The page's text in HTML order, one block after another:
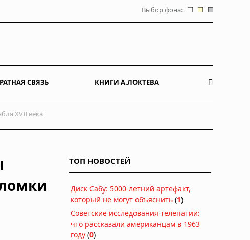
Выбор фона:
СВЯЗЬ КНИГИ А.ЛОКТЕВА
XVII века
ТОП НОВОСТЕЙ
Диск Сабу: 5000-летний артефакт,
который не могут объяснить (1)
Советские исследования телепатии:
что рассказали американцам в 1963
году (0)